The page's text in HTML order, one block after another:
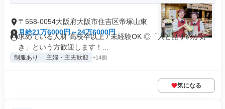
〒558-0054大阪府大阪市住吉区帝塚山東
月給21万6000円～24万6000円
求めている人材 高校卒以上 / 未経験OK ◎「人と話すのが好
き」という方歓迎します！...
制服あり 主婦・主夫歓迎 +14個
気になる